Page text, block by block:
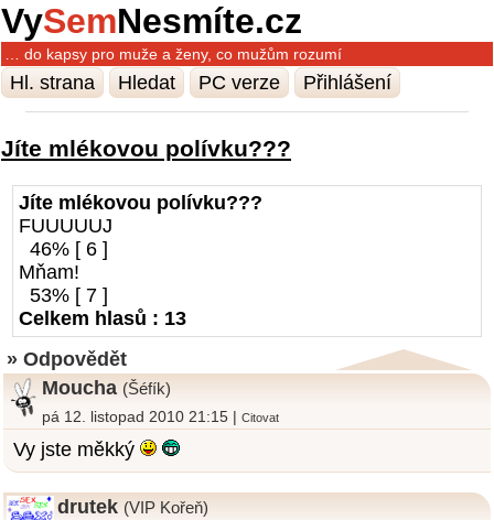
VySemNesmíte.cz
… do kapsy pro muže a ženy, co mužům rozumí
Hl. strana Hledat PC verze Přihlášení
Jíte mlékovou polívku???
Jíte mlékovou polívku???
FUUUUUJ
46% [ 6 ]
Mňam!
53% [ 7 ]
Celkem hlasů : 13
» Odpovědět
Moucha (Šéfík)
pá 12. listopad 2010 21:15 | Citovat
Vy jste měkký
drutek (VIP Kořeň)